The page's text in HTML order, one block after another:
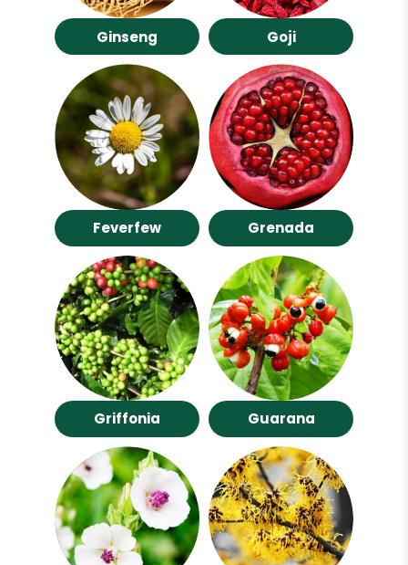
Ginseng Goji
Feverfew Grenada
Griffonia Guarana